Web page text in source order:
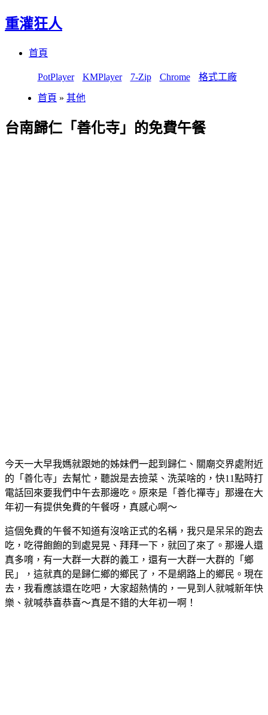
重灌狂人
首頁
PotPlayer KMPlayer 7-Zip Chrome 格式工廠
首頁 » 其他
台南歸仁「善化寺」的免費午餐
今天一大早我媽就跟她的姊妹們一起到歸仁、關廟交界處附近
的「善化寺」去幫忙，聽說是去撿菜、洗菜啥的，快11點時打
電話回來要我們中午去那邊吃。原來是「善化禪寺」那邊在大
年初一有提供免費的午餐呀，真感心啊～
這個免費的午餐不知道有沒啥正式的名稱，我只是呆呆的跑去
吃，吃得飽飽的到處晃晃、拜拜一下，就回了來了。那邊人還
真多唷，有一大群一大群的義工，還有一大群一大群的「鄉
民」，這就真的是歸仁鄉的鄉民了，不是網路上的鄉民。現在
去，我看應該還在吃吧，大家超熱情的，一見到人就喊新年快
樂、就喊恭喜恭喜～真是不錯的大年初一啊！